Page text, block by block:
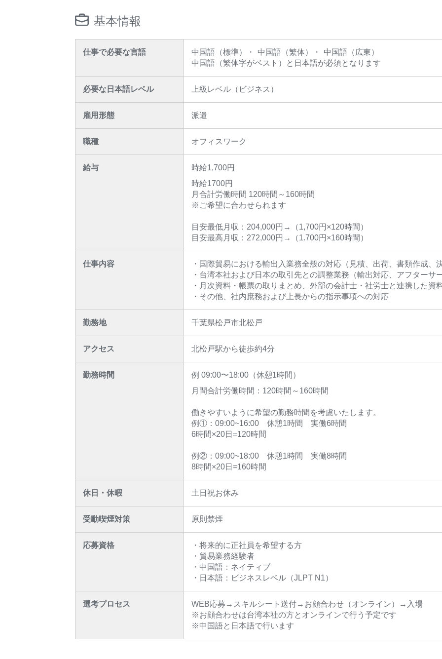
基本情報
仕事で必要な言語 中国語（標準） 中国語（繁体）
中国語（広東）
中国語（繁体字がベスト）と日本語が必須となります
必要な日本語レベル 上級レベル（ビジネス）
雇用形態 派遣
職種 オフィスワーク
給与
時給1,700円
時給1700円
月合計労働時間 120時間～160時間
※ご希望に合わせられます
目安最低月収：204,000円→（1,700円×120時間）
目安最高月収：272,000円→（1.700円×160時間）
仕事内容
・国際貿易における輸出入業務全般の対応（見積、出荷、書類作成、
・台湾本社および日本の取引先との調整業務（輸出対応、アフターサ
・月次資料・帳票の取りまとめ、外部の会計士・社労士と連携した資
・その他、社内庶務および上長からの指示事項への対応
勤務地 千葉県松戸市北松戸
アクセス 北松戸駅から徒歩約4分
勤務時間
例 09:00〜18:00（休憩1時間）
月間合計労働時間：120時間～160時間
働きやすいように希望の勤務時間を考慮いたします。
例①：09:00~16:00 休憩1時間 実働6時間
6時間×20日=120時間
例②：09:00~18:00 休憩1時間 実働8時間
8時間×20日=160時間
休日・休暇 土日祝お休み
受動喫煙対策 原則禁煙
応募資格
・将来的に正社員を希望する方
・貿易業務経験者
・中国語：ネイティブ
・日本語：ビジネスレベル（JLPT N1）
選考プロセス
WEB応募→スキルシート送付→お顔合わせ（オンライン）→入場
※お顔合わせは台湾本社の方とオンラインで行う予定です
※中国語と日本語で行います